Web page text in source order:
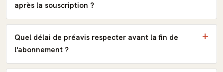
après la souscription ?
Quel délai de préavis respecter avant la fin de
l'abonnement ?